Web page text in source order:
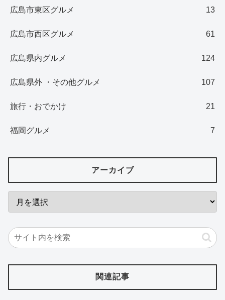
広島市東区グルメ 13
広島市西区グルメ 61
広島県内グルメ 124
広島県外 ・その他グルメ 107
旅行・おでかけ 21
福岡グルメ 7
アーカイブ
関連記事